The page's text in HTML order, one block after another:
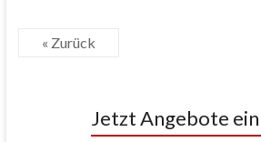
« Zurück
Jetzt Angebote